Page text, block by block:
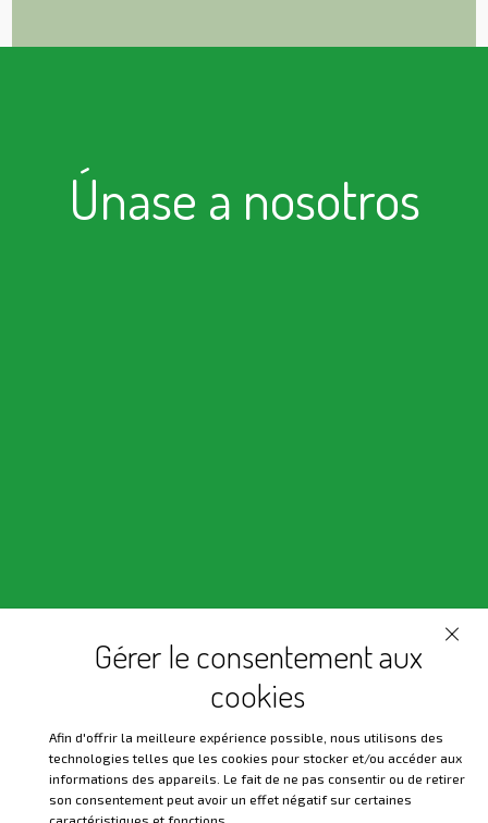
Únase a nosotros
En un mundo en constante cambio, donde el
individualismo y la racionalidad a menudo
tienen prioridad sobre la búsqueda de
significado, la Orden Martinista ofrece un
camino hacia la realización personal y
Gérer le consentement aux
cookies
Afin d'offrir la meilleure expérience possible, nous utilisons des
technologies telles que les cookies pour stocker et/ou accéder aux
informations des appareils. Le fait de ne pas consentir ou de retirer
son consentement peut avoir un effet négatif sur certaines
caractéristiques et fonctions.